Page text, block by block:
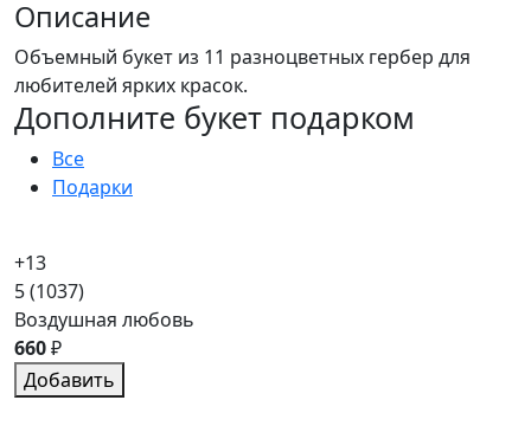
Описание
Объемный букет из 11 разноцветных гербер для
любителей ярких красок.
Дополните букет подарком
Все
Подарки
+13
5(1037)
Воздушная любовь
660₽
Добавить